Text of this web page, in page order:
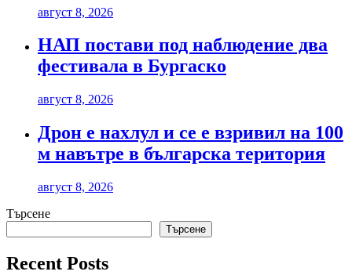
август 8, 2026
НАП постави под наблюдение два
фестивала в Бургаско
август 8, 2026
Дрон е нахлул и се е взривил на 100
м навътре в българска територия
август 8, 2026
Търсене
Търсене
Recent Posts